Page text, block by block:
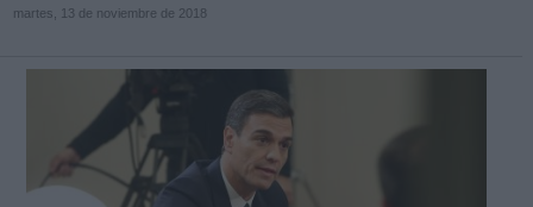
martes, 13 de noviembre de 2018
link